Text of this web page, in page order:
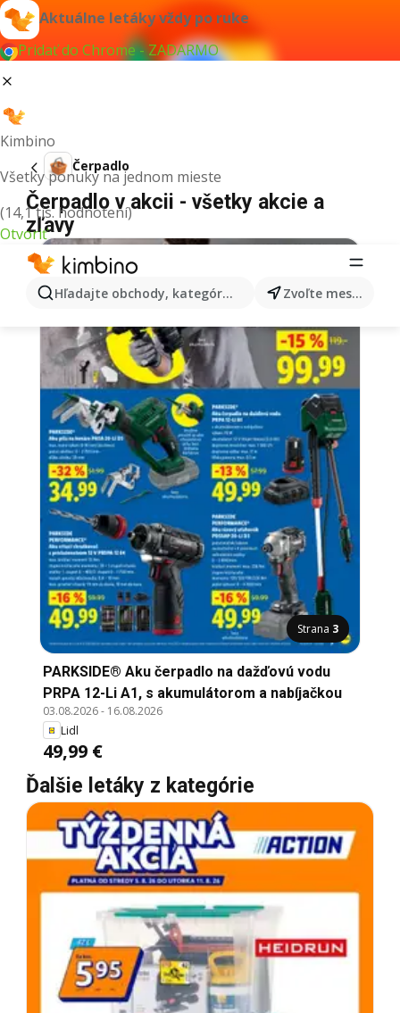
Aktuálne letáky vždy po ruke
Pridať do Chrome - ZADARMO
Kimbino
Všetky ponuky na jednom mieste
(14,1 tis. hodnotení)
Otvoriť
Hľadajte obchody, kategórie, produkty... Zvoľte mesto
Čerpadlo
Čerpadlo v akcii - všetky akcie a
zľavy
Strana 3
PARKSIDE® Aku čerpadlo na dažďovú vodu
PRPA 12-Li A1, s akumulátorom a nabíjačkou
03.08.2026- 16.08.2026
Lidl
49,99 €
Ďalšie letáky z kategórie